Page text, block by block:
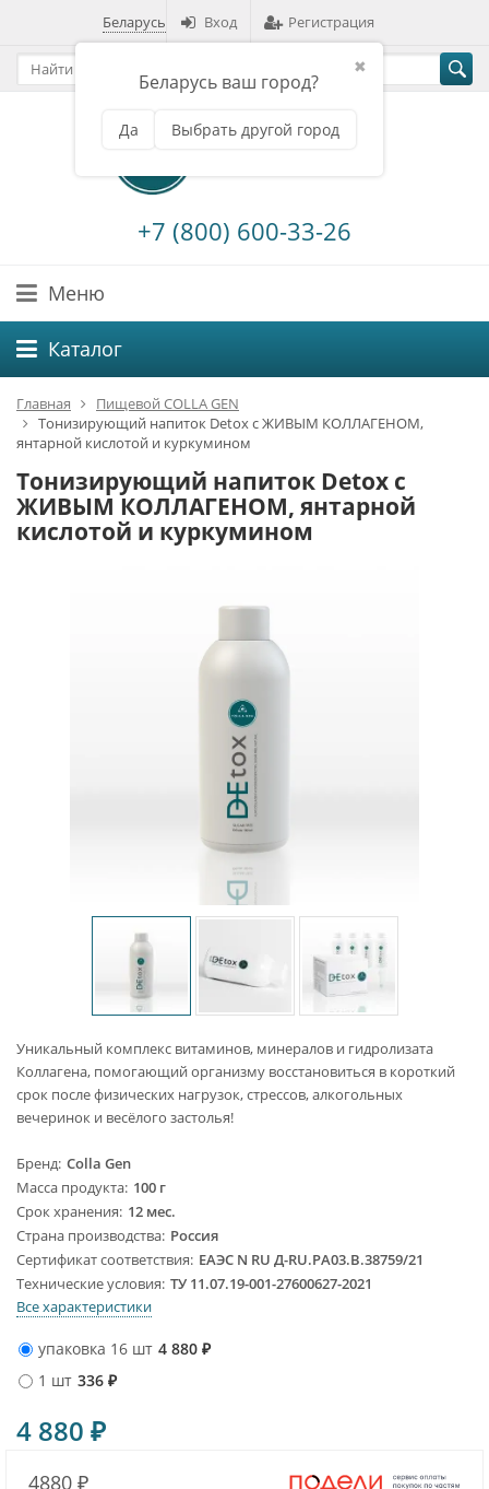
Беларусь
✖
Беларусь ваш город?
Да Выбрать другой город
Вход Регистрация
+7 (800) 600-33-26
Меню
Каталог
Главная
Пищевой COLLA GEN
Тонизирующий напиток Detox с ЖИВЫМ КОЛЛАГЕНОМ,
янтарной кислотой и куркумином
Тонизирующий напиток Detox с
ЖИВЫМ КОЛЛАГЕНОМ, янтарной
кислотой и куркумином
Уникальный комплекс витаминов, минералов и гидролизата
Коллагена, помогающий организму восстановиться в короткий
срок после физических нагрузок, стрессов, алкогольных
вечеринок и весёлого застолья!
Бренд Colla Gen
Масса продукта 100 г
Срок хранения 12 мес.
Страна производства Россия
Сертификат соответствия ЕАЭС N RU Д-RU.PA03.B.38759/21
Технические условия ТУ 11.07.19-001-27600627-2021
Все характеристики
упаковка 16 шт 4 880 ₽
1 шт 336 ₽
4 880 ₽
4880 ₽